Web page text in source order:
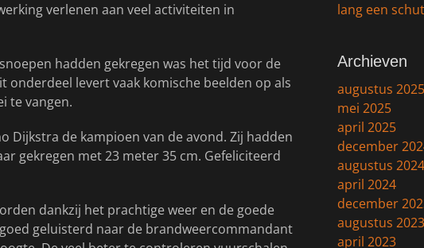
verlenen aan veel activiteiten in
hadden gekregen was het tijd voor de
levert vaak komische beelden op als
te vangen.
Dijkstra de kampioen van de avond. Zij hadden
gekregen met 23 meter 35 cm. Gefeliciteerd
dankzij het prachtige weer en de goede
geluisterd naar de brandweercommandant
lang een
Archieven
augustus 2025
mei 2025
april 2025
december
augustus 2024
april 2024
december
augustus 2023
april 2023